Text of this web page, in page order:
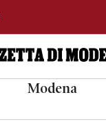
Modena